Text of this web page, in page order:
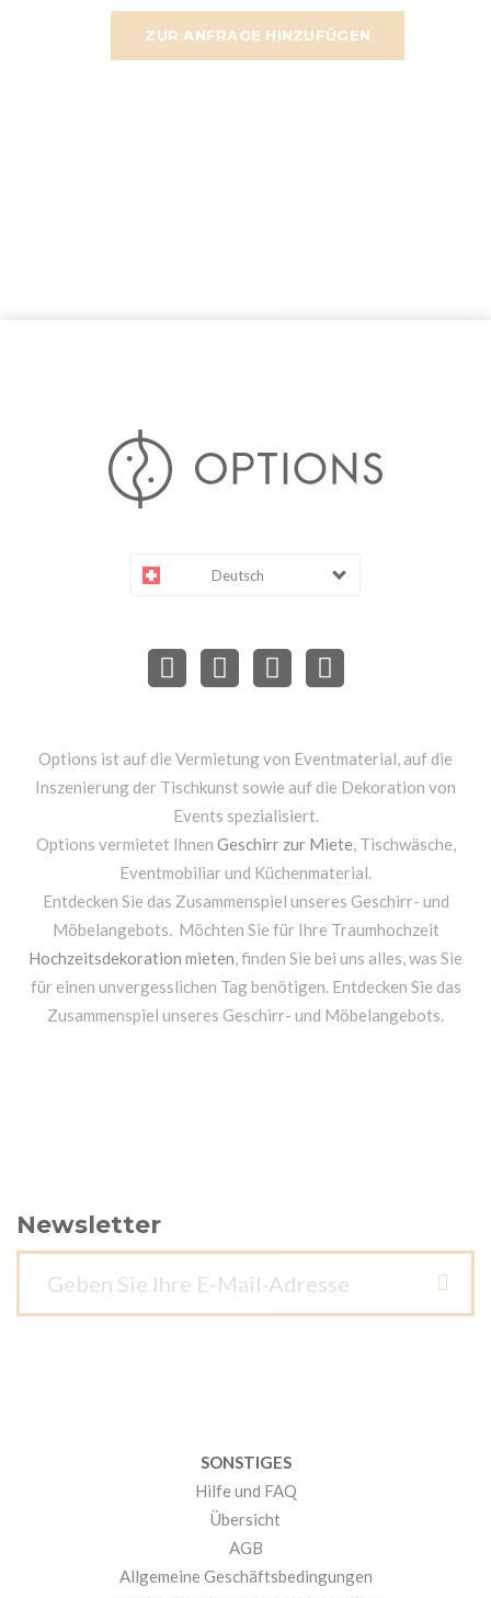
ZUR ANFRAGE HINZUFÜGEN
Deutsch
Options ist auf die Vermietung von Eventmaterial, auf die
Inszenierung der Tischkunst sowie auf die Dekoration von
Events spezialisiert.
Options vermietet Ihnen Geschirr zur Miete, Tischwäsche,
Eventmobiliar und Küchenmaterial.
Entdecken Sie das Zusammenspiel unseres Geschirr- und
Möbelangebots. Möchten Sie für Ihre Traumhochzeit
Hochzeitsdekoration mieten, finden Sie bei uns alles, was Sie
für einen unvergesslichen Tag benötigen. Entdecken Sie das
Zusammenspiel unseres Geschirr- und Möbelangebots.
Newsletter
SONSTIGES
Hilfe und FAQ
Übersicht
AGB
Allgemeine Geschäftsbedingungen